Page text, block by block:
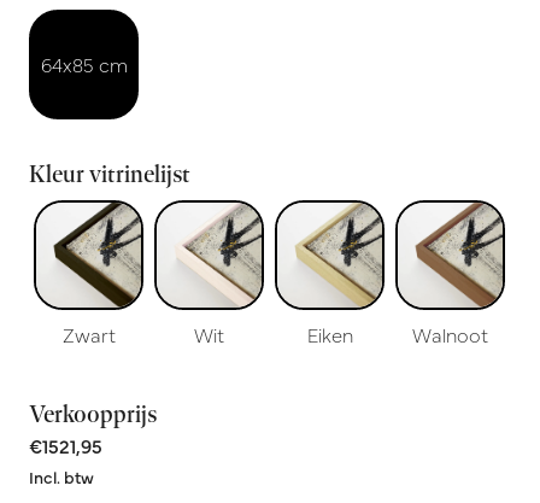
64x85 cm
Kleur vitrinelijst
Zwart Wit Eiken Walnoot
Verkoopprijs
€1521,95
Incl. btw